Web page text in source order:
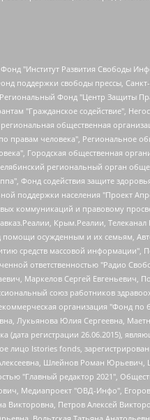
группа ЛГБТ+ "Реверс", Алексеев Андрей Викторович, Бекбулатова Таисия Львовна, Беляев Иван Михайлович, Владыкина Елена Сергеевна, Гельман Марат Александрович, Никульшина Вероника Юрьевна, Толоконникова Надежда Андреевна, Шендерович Виктор Анатольевич, Общество с ограниченной ответственностью "Данное сообщение", Общество с ограниченной ответственностью Издательский дом "Новая глава", Айнбиндер Александра Александровна, Московский комьюнити-центр для ЛГБТ+инициатив, Благотворительный фонд развития филантропии, Deutsche Welle (Германия, Kurt-Schumacher-Strasse 3, 53113 Bonn), Борзунова Мария Михайловна, Воробьев Виктор Викторович, Голубева Анна Львовна, Константинова Алла Михайловна, Малкова Ирина Владимировна, Мурадов Мурад Абдулгалимович, Осетинская Елизавета Николаевна, Понасенков Евгений Николаевич, Ганапольский Матвей Юрьевич, Киселев Евгений Алексеевич, Борухович Ирина Григорьевна, Дремин Иван Тимофеевич, Дубровский Дмитрий Викторович, Красноярская региональная общественная организация поддержки и развития альтернативных образовательных технологий и межкультурных коммуникаций "ИНТЕРРА", Маяковская Екатерина Алексеевна, Фейгин Марк Захарович, Филимонов Андрей Викторович, Дзугкоева Регина Николаевна, Доброхотов Роман Александрович, Дудь Юрий Александрович, Елкин Сергей Владимирович, Кругликов Кирилл Игоревич, Сабунаева Мария Леонидовна, Семенов Алексей Владимирович, Шаинян Карен Багратович, Шульман Екатерина Михайловна, Асафьев Артур Валерьевич, Вахштайн Виктор Семенович, Венедиктов Алексей Алексеевич, Лушникова Екатерина Евгеньевна,